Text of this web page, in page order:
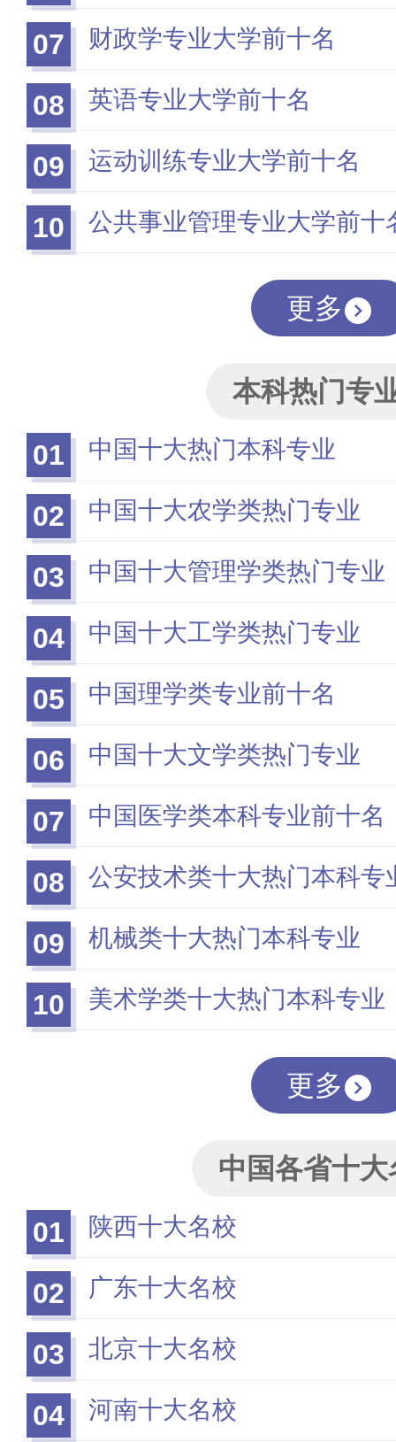
07 财政学专业大学前十名
08 英语专业大学前十名
09 运动训练专业大学前十名
10 公共事业管理专业大学前十
更多
本科热门专
01
中国十大热门本科专业
02 中国十大农学类热门专业
03 中国十大管理学类热门专业
04 中国十大工学类热门专业
05 中国理学类专业前十名
06 中国十大文学类热门专业
07 中国医学类本科专业前十名
08 公安技术类十大热门本科专
09 机械类十大热门本科专业
10 美术学类十大热门本科专业
更多
中国各省十大
01
陕西十大名校
02 广东十大名校
03 北京十大名校
04 河南十大名校